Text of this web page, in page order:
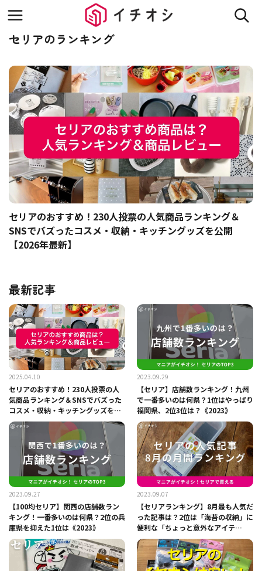
セリアのランキング
セリアのおすすめ！230人投票の人気商品ランキング＆
SNSでバズったコスメ・収納・キッチングッズを公開
【2026年最新】
最新記事
2025.04.10
セリアのおすすめ！230人投票の人
気商品ランキング＆SNSでバズった
コスメ・収納・キッチングッズを公
開【2026年最新】
2023.09.29
【セリア】店舗数ランキング！九州
で一番多いのは何県？1位はやっぱり
福岡県、2位3位は？《2023》
2023.09.27
【100均セリア】関西の店舗数ラン
キング！一番多いのは何県？2位の兵
庫県を抑えた1位は《2023》
2023.09.07
【セリアランキング】8月最も人気だ
った記事は？2位は「海苔の収納」に
便利な「ちょっと意外なアイテ
ム」！